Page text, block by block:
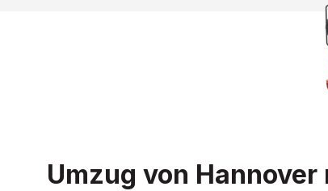
Umzug von